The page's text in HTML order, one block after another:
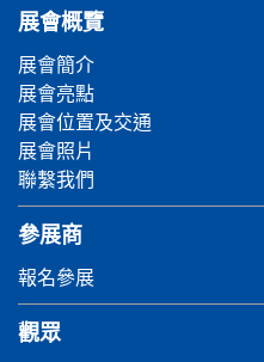
展會概覽
展會簡介
展會亮點
展會位置及交通
展會照片
聯繫我們
參展商
報名參展
觀眾